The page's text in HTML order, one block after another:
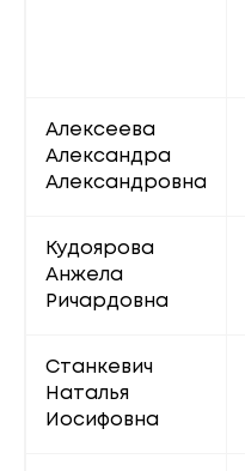
Алексеева
Александра
Александровна
Кудоярова
Анжела
Ричардовна
Станкевич
Наталья
Иосифовна